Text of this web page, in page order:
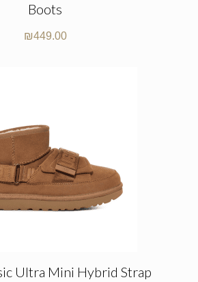
Boots
₪449.00
Ultra Mini Hybrid Strap